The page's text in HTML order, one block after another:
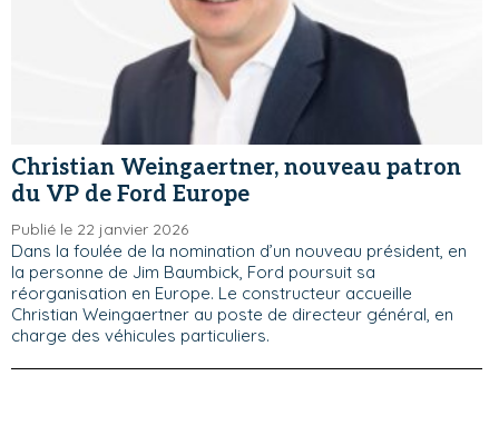
Christian Weingaertner, nouveau patron
du VP de Ford Europe
Publié le 22 janvier 2026
Dans la foulée de la nomination d’un nouveau président, en
la personne de Jim Baumbick, Ford poursuit sa
réorganisation en Europe. Le constructeur accueille
Christian Weingaertner au poste de directeur général, en
charge des véhicules particuliers.